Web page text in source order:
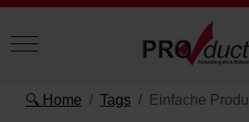
Mobile Menu Toggle
🔍 Home Tags Einfache